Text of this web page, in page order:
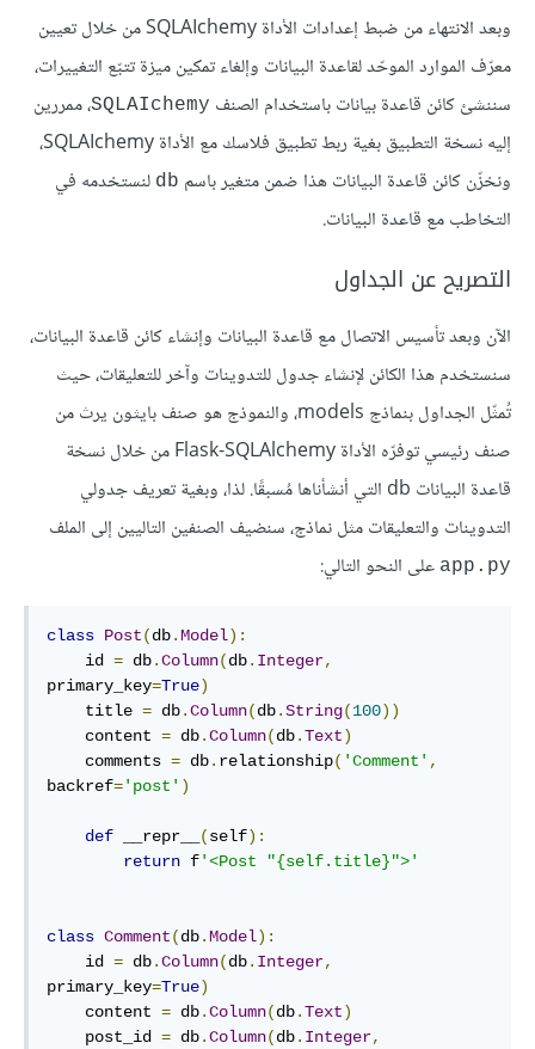
وبعد الانتهاء من ضبط إعدادات الأداة SQLAIchemy من خلال تعيين
معرّف الموارد الموحّد لقاعدة البيانات وإلغاء تمكين ميزة تتبّع التغييرات،
سننشئ كائن قاعدة بيانات باستخدام الصنف SQLAIchemy، ممررين
إليه نسخة التطبيق بغية ربط تطبيق فلاسك مع الأداة SQLAIchemy،
ونخزّن كائن قاعدة البيانات هذا ضمن متغير باسم db لنستخدمه في
التخاطب مع قاعدة البيانات.
التصريح عن الجداول
الآن وبعد تأسيس الاتصال مع قاعدة البيانات وإنشاء كائن قاعدة البيانات،
سنستخدم هذا الكائن لإنشاء جدول للتدوينات وآخر للتعليقات، حيث
تُمثّل الجداول بنماذج models، والنموذج هو صنف بايثون يرث من
صنف رئيسي توفرّه الأداة Flask-SQLAlchemy من خلال نسخة
قاعدة البيانات db التي أنشأناها مُسبقًا. لذا، وبغية تعريف جدولي
التدوينات والتعليقات مثل نماذج، سنضيف الصنفين التاليين إلى الملف
app.py على النحو التالي:
class Post(db.Model):
    id
= db.Column(db. Integer,
primary_key=True)
    title
= db.Column(db.String(100))
    content
= db.Column(db.Text)
    comments
= db. relationship( 'Comment' ,
backref='post' )
def __repr__ (self):
return f'<Post "{self.title}">'
class Comment(db.Model):
    id
= db.Column(db. Integer,
primary_key=True)
    content
= db.Column(db.Text)
    post_id
= db.Column(db. Integer,